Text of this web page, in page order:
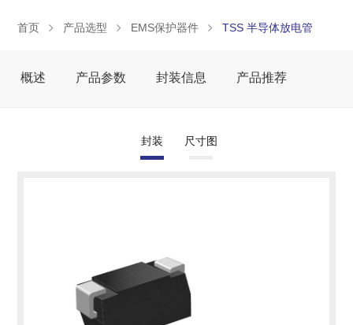
首页 产品选型 EMS保护器件 TSS 半导体放电管
概述 产品参数 封装信息 产品推荐
封装 尺寸图